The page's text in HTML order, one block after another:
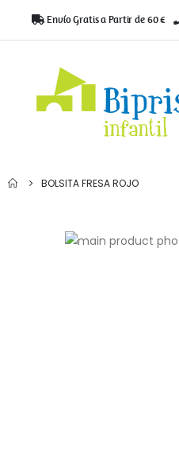
Envío Gratis a Partir de 60 €
BOLSITA FRESA ROJO
Saltar